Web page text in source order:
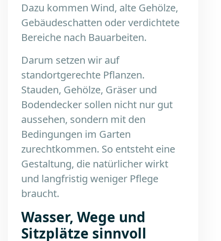
Dazu kommen Wind, alte Gehölze,
Gebäudeschatten oder verdichtete
Bereiche nach Bauarbeiten.
Darum setzen wir auf
standortgerechte Pflanzen.
Stauden, Gehölze, Gräser und
Bodendecker sollen nicht nur gut
aussehen, sondern mit den
Bedingungen im Garten
zurechtkommen. So entsteht eine
Gestaltung, die natürlicher wirkt
und langfristig weniger Pflege
braucht.
Wasser, Wege und
Sitzplätze sinnvoll